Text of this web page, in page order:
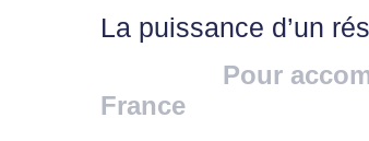
La puissance d’un
Pour
France